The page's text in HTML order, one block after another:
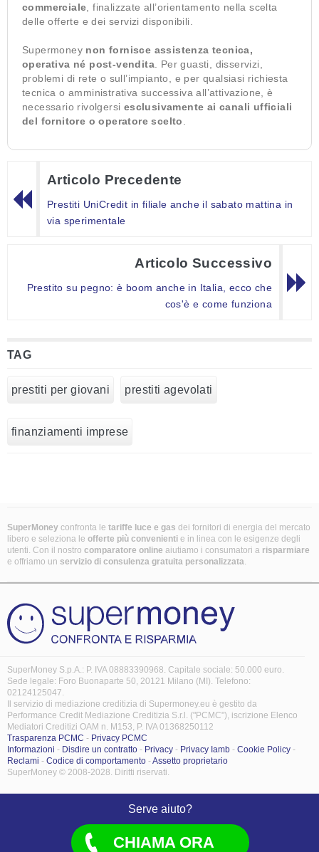
commerciale , finalizzate all’orientamento nella scelta
delle offerte e dei servizi disponibili.
Supermoney non fornisce assistenza tecnica,
operativa né post-vendita . Per guasti, disservizi,
problemi di rete o sull’impianto, e per qualsiasi richiesta
tecnica o amministrativa successiva all’attivazione, è
necessario rivolgersi esclusivamente ai canali ufficiali
del fornitore o operatore scelto
Articolo Precedente
Prestiti UniCredit in filiale anche il sabato mattina in
via sperimentale
Articolo Successivo
Prestito su pegno: è boom anche in Italia, ecco che
cos'è e come funziona
TAG
prestiti per giovani prestiti agevolati
finanziamenti imprese
SuperMoney confronta le tariffe luce e gas dei fornitori di energia del mercato
libero e seleziona le offerte più convenienti e in linea con le esigenze degli
utenti. Con il nostro comparatore online aiutiamo i consumatori a risparmiare
e offriamo un servizio di consulenza gratuita personalizzata.
SuperMoney S.p.A.: P. IVA 08883390968. Capitale sociale: 50.000 euro.
Sede legale: Foro Buonaparte 50, 20121 Milano (MI). Telefono:
02124125047.
Il servizio di mediazione creditizia di Supermoney.eu è gestito da
Performance Credit Mediazione Creditizia S.r.l. ("PCMC"), iscrizione Elenco
Mediatori Creditizi OAM n. M153, P. IVA 01368250112
Trasparenza PCMC - Privacy PCMC
Informazioni - Disdire un contratto - Privacy - Privacy Iamb - Cookie Policy -
Reclami - Codice di comportamento -Assetto proprietario
SuperMoney © 2008-2028. Diritti riservati.
Serve aiuto?
CHIAMA ORA